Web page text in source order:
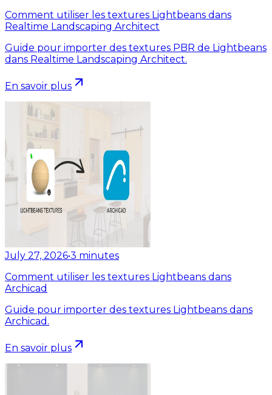
Comment utiliser les textures Lightbeans dans
Realtime Landscaping Architect
Guide pour importer des textures PBR de Lightbeans
dans Realtime Landscaping Architect.
En savoir plus
July 27, 2026•3 minutes
Comment utiliser les textures Lightbeans dans
Archicad
Guide pour importer des textures Lightbeans dans
Archicad.
En savoir plus